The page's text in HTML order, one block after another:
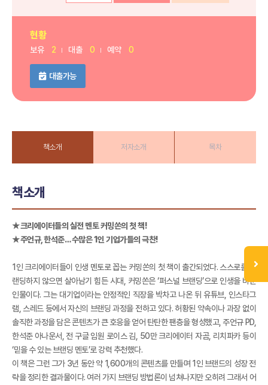
현황
보유 2 대출 0 예약 0
대출가능
책소개 저자소개 목차
책소개
★크리에이터들의 실전 멘토 커밍쏜의 첫 책!
★주언규, 한석준… 수많은 1인 기업가들의 극찬!
1인 크리에이터들이 인생 멘토로 꼽는 커밍쏜의 첫 책이 출간되었다. 스스로를 브
랜딩하지 않으면 살아남기 힘든 시대, 커밍쏜은 ‘퍼스널 브랜딩’으로 인생을 바꾼
인물이다. 그는 대기업이라는 안정적인 직장을 박차고 나온 뒤 유튜브, 인스타그
램, 스레드 등에서 자신의 브랜딩 과정을 전하고 있다. 허황된 약속이나 과장 없이
솔직한 과정을 담은 콘텐츠가 큰 호응을 얻어 탄탄한 팬층을 형성했고, 주언규 PD,
한석준 아나운서, 전 구글 임원 로이스 김, 50만 크리에이터 자곰, 리치파카 등이
‘믿을 수 있는 브랜딩 멘토’로 강력 추천했다.
이 책은 그런 그가 3년 동안 약 1,600개의 콘텐츠를 만들며 1인 브랜드의 성장 전
략을 정리한 결과물이다. 여러 가지 브랜딩 방법론이 넘쳐나지만 오히려 그래서 어